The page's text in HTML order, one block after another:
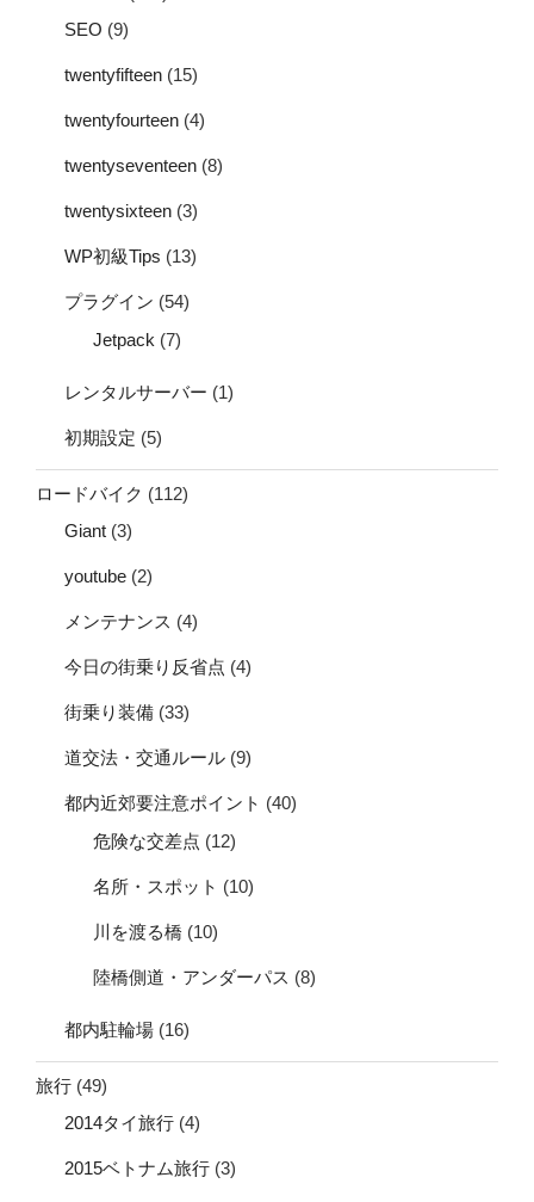
SEO (9)
twentyfifteen (15)
twentyfourteen (4)
twentyseventeen (8)
twentysixteen (3)
WP初級Tips (13)
プラグイン (54)
Jetpack (7)
レンタルサーバー (1)
初期設定 (5)
ロードバイク (112)
Giant (3)
youtube (2)
メンテナンス (4)
今日の街乗り反省点 (4)
街乗り装備 (33)
道交法・交通ルール (9)
都内近郊要注意ポイント (40)
危険な交差点 (12)
名所・スポット (10)
川を渡る橋 (10)
陸橋側道・アンダーパス (8)
都内駐輪場 (16)
旅行 (49)
2014タイ旅行 (4)
2015ベトナム旅行 (3)